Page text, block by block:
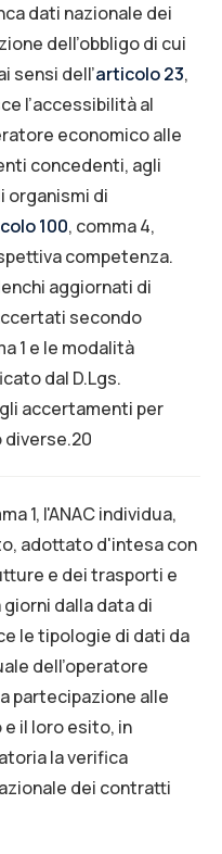
dati nazionale dei
dell’obbligo di cui
sensi dell’articolo 23,
l’accessibilità al
economico alle
concedenti, agli
organismi di
100, comma 4,
competenza.
aggiornati di
secondo
1 e le modalità
dal D.Lgs.
accertamenti per
1, l'ANAC individua,
adottato d'intesa con
e dei trasporti e
giorni dalla data di
le tipologie di dati da
dell’operatore
partecipazione alle
il loro esito, in
la verifica
dei contratti